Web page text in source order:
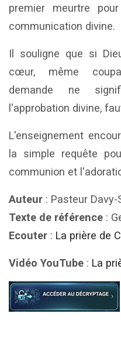
premier meurtre
communication divine.
Il souligne que si
cœur, même
demande ne
l'approbation divine,
L'enseignement
la simple requête
communion et
Auteur : Pasteur Davy-
Texte de référence :
Ecouter : La prière de
Vidéo YouTube : La